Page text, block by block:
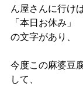
ん屋さんに行けば
「本日お休み」
の文字があり、
今度この麻婆豆
して、